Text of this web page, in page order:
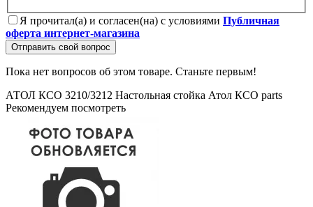
Я прочитал(а) и согласен(на) с условиями Публичная
оферта интернет-магазина
Отправить свой вопрос
Пока нет вопросов об этом товаре. Станьте первым!
АТОЛ КСО 3210/3212 Настольная стойка Атол КСО parts
Рекомендуем посмотреть